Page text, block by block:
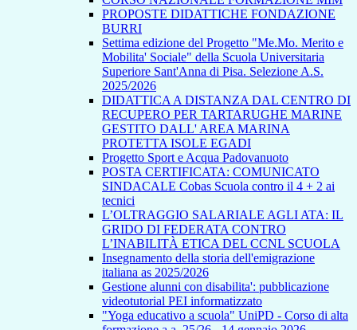
PROPOSTE DIDATTICHE FONDAZIONE
BURRI
Settima edizione del Progetto "Me.Mo. Merito e
Mobilita' Sociale" della Scuola Universitaria
Superiore Sant'Anna di Pisa. Selezione A.S.
2025/2026
DIDATTICA A DISTANZA DAL CENTRO DI
RECUPERO PER TARTARUGHE MARINE
GESTITO DALL' AREA MARINA
PROTETTA ISOLE EGADI
Progetto Sport e Acqua Padovanuoto
POSTA CERTIFICATA: COMUNICATO
SINDACALE Cobas Scuola contro il 4 + 2 ai
tecnici
L’OLTRAGGIO SALARIALE AGLI ATA: IL
GRIDO DI FEDERATA CONTRO
L’INABILITÀ ETICA DEL CCNL SCUOLA
Insegnamento della storia dell'emigrazione
italiana as 2025/2026
Gestione alunni con disabilita': pubblicazione
videotutorial PEI informatizzato
"Yoga educativo a scuola" UniPD - Corso di alta